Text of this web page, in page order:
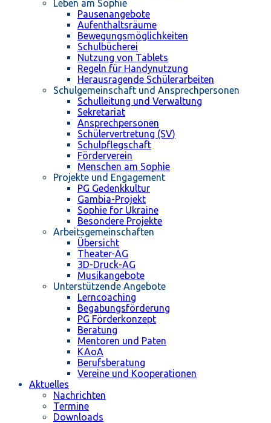
Leben am Sophie
Pausenangebote
Aufenthaltsräume
Bewegungsmöglichkeiten
Schulbücherei
Nutzung von Tablets
Regeln für Handynutzung
Herausragende Schülerarbeiten
Schulgemeinschaft und Ansprechpersonen
Schulleitung und Verwaltung
Sekretariat
Ansprechpersonen
Schülervertretung (SV)
Schulpflegschaft
Förderverein
Menschen am Sophie
Projekte und Engagement
PG Gedenkkultur
Gambia-Projekt
Sophie for Ukraine
Besondere Projekte
Arbeitsgemeinschaften
Übersicht
Theater-AG
3D-Druck-AG
Musikangebote
Unterstützende Angebote
Lerncoaching
Begabungsförderung
PG Förderkonzept
Beratung
Mentoren und Paten
KAoA
Berufsberatung
Vereine und Kooperationen
Aktuelles
Nachrichten
Termine
Downloads